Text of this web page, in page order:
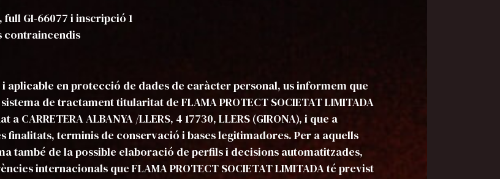
full GI-66077 i inscripció 1
contraincendis
en protecció de dades de caràcter personal, us informem que
de tractament titularitat de FLAMA PROTECT SOCIETAT LIMITADA
CARRETERA ALBANYA /LLERS, 4 17730, LLERS (GIRONA), i que a
finalitats, terminis de conservació i bases legitimadores. Per a aquells
també de la possible elaboració de perfils i decisions automatitzades,
internacionals que FLAMA PROTECT SOCIETAT LIMITADA té previst